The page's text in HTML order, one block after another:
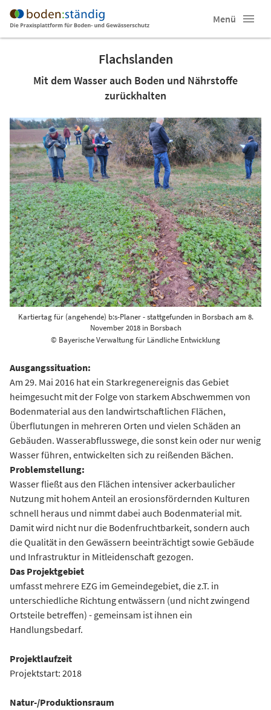
Menü
Flachslanden
Mit dem Wasser auch Boden und Nährstoffe
zurückhalten
Kartiertag für (angehende) b:s-Planer - stattgefunden in Borsbach am 8.
November 2018 in Borsbach
© Bayerische Verwaltung für Ländliche Entwicklung
Ausgangssituation:
Am 29. Mai 2016 hat ein Starkregenereignis das Gebiet
heimgesucht mit der Folge von starkem Abschwemmen von
Bodenmaterial aus den landwirtschaftlichen Flächen,
Überflutungen in mehreren Orten und vielen Schäden an
Gebäuden. Wasserabflusswege, die sonst kein oder nur wenig
Wasser führen, entwickelten sich zu reißenden Bächen.
Problemstellung:
Wasser fließt aus den Flächen intensiver ackerbaulicher
Nutzung mit hohem Anteil an erosionsfördernden Kulturen
schnell heraus und nimmt dabei auch Bodenmaterial mit.
Damit wird nicht nur die Bodenfruchtbarkeit, sondern auch
die Qualität in den Gewässern beeinträchtigt sowie Gebäude
und Infrastruktur in Mitleidenschaft gezogen.
Das Projektgebiet
umfasst mehrere EZG im Gemeindegebiet, die z.T. in
unterschiedliche Richtung entwässern (und nicht zwingend
Ortsteile betreffen) - gemeinsam ist ihnen ein
Handlungsbedarf.
Projektlaufzeit
Projektstart: 2018
Natur-/Produktionsraum